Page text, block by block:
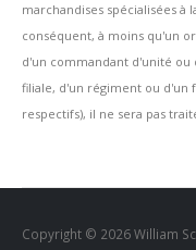
marchandises spécialisées à
conséquent, à moins qu'un
d'un commandant d'unité
filiale, d'un régiment ou d'un
respectifs), il ne sera pas
Copyright © 2026 William